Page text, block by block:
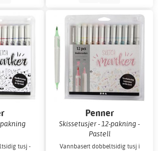
tusj -
Penner
Skissetusjer - 12-pakning -
Pastell
Vannbasert dobbeltsidig tusj i